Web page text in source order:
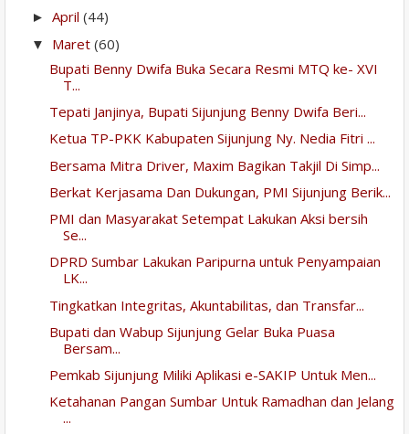
► April (44)
▼ Maret (60)
Bupati Benny Dwifa Buka Secara Resmi MTQ ke- XVI
T...
Tepati Janjinya, Bupati Sijunjung Benny Dwifa Beri...
Ketua TP-PKK Kabupaten Sijunjung Ny. Nedia Fitri ...
Bersama Mitra Driver, Maxim Bagikan Takjil Di Simp...
Berkat Kerjasama Dan Dukungan, PMI Sijunjung Berik...
PMI dan Masyarakat Setempat Lakukan Aksi bersih
Se...
DPRD Sumbar Lakukan Paripurna untuk Penyampaian
LK...
Tingkatkan Integritas, Akuntabilitas, dan Transfar...
Bupati dan Wabup Sijunjung Gelar Buka Puasa
Bersam...
Pemkab Sijunjung Miliki Aplikasi e-SAKIP Untuk Men...
Ketahanan Pangan Sumbar Untuk Ramadhan dan Jelang
...